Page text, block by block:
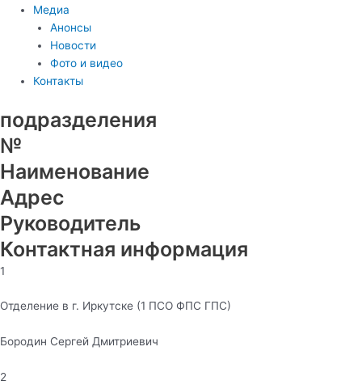
Медиа
Анонсы
Новости
Фото и видео
Контакты
подразделения
№
Наименование
Адрес
Руководитель
Контактная информация
1
Отделение в г. Иркутске (1 ПСО ФПС ГПС)
Бородин Сергей Дмитриевич
2